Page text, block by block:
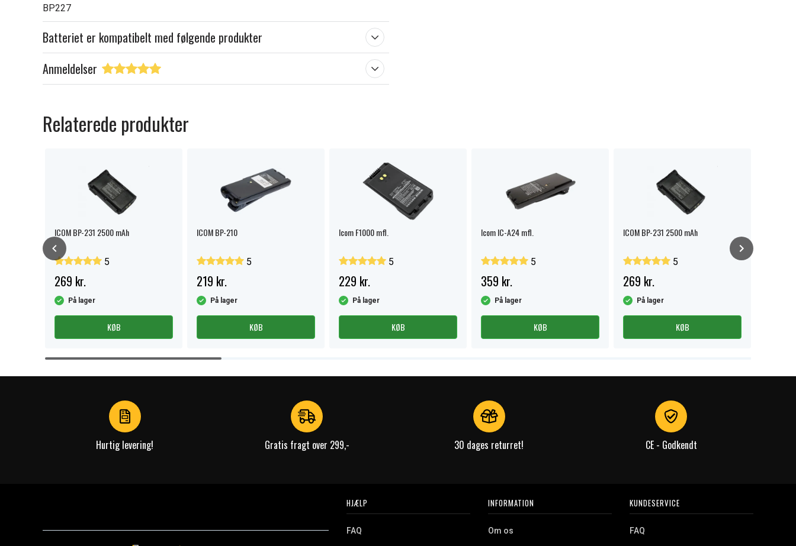
BP227
Batteriet er kompatibelt med følgende produkter
Anmeldelser
Relaterede produkter
ICOM BP-231 2500 mAh
5
269 kr.
På lager
KØB
ICOM BP-210
5
219 kr.
På lager
KØB
Icom F1000 mfl.
5
229 kr.
På lager
KØB
Icom IC-A24 mfl.
5
359 kr.
På lager
KØB
ICOM BP-231 2500 mAh
5
269 kr.
På lager
KØB
Item
Hurtig levering! Gratis fragt over 299,- 30 dages returret! CE - Godkendt
HJÆLP
FAQ
INFORMATION
Om os
KUNDESERVICE
FAQ